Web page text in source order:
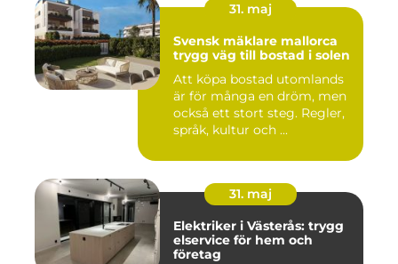
31. maj
Svensk mäklare mallorca
trygg väg till bostad i solen
Att köpa bostad utomlands
är för många en dröm, men
också ett stort steg. Regler,
språk, kultur och ...
31. maj
Elektriker i Västerås: trygg
elservice för hem och
företag